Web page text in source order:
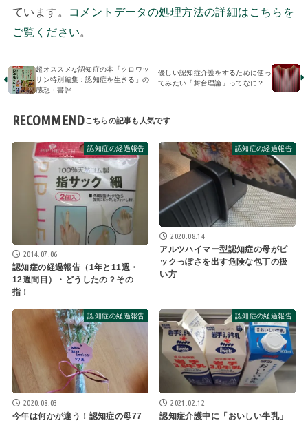
ています。
コメントデータの処理方法の詳細はこちらを
ご覧ください。
超オススメな認知症の本「クロワッ
サン特別編集：認知症を生きる」の
感想・書評
優しい認知症介護をするために使っ
てみたい「舞台理論」ってなに？
RECOMMEND
認知症の経過報告
2014.07.06
認知症の経過報告（1年と11週・
12週間目）・どうしたの？その
指！
認知症の経過報告
2020.08.14
アルツハイマー型認知症の母がピ
ックっぽさを出す危険な包丁の扱
い方
認知症の経過報告
2020.08.03
今年は何かが違う！認知症の母77
認知症の経過報告
2021.02.12
認知症介護中に「おいしい牛乳」